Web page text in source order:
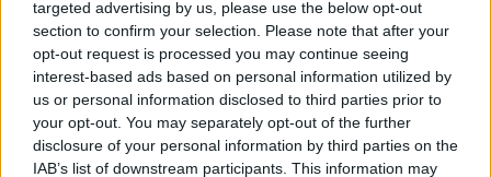
targeted advertising by us, please use the below opt-out
section to confirm your selection. Please note that after your
opt-out request is processed you may continue seeing
interest-based ads based on personal information utilized by
us or personal information disclosed to third parties prior to
your opt-out. You may separately opt-out of the further
disclosure of your personal information by third parties on the
IAB’s list of downstream participants. This information may